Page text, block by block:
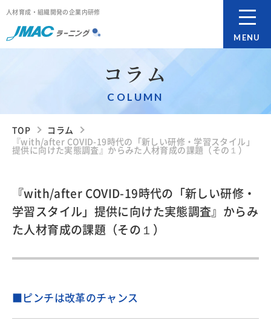
人材育成・組織開発の企業内研修
MENU
コラム
COLUMN
TOP
コラム
『with/after COVID-19時代の「新しい研修・学習スタイル」
提供に向けた実態調査』からみた人材育成の課題（その１）
『with/after COVID-19時代の「新しい研修・
学習スタイル」提供に向けた実態調査』からみ
た人材育成の課題（その１）
■ピンチは改革のチャンス